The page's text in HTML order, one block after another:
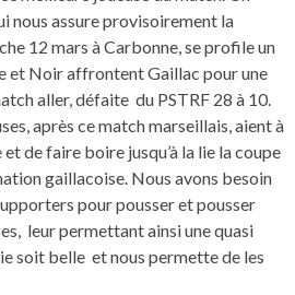
nous assure provisoirement la
12 mars à Carbonne, se profile un
et Noir affrontent Gaillac pour une
aller, défaite du PSTRF 28 à 10.
après ce match marseillais, aient à
de faire boire jusqu’à la lie la coupe
gaillacoise. Nous avons besoin
pour pousser et pousser
leur permettant ainsi une quasi
soit belle et nous permette de les